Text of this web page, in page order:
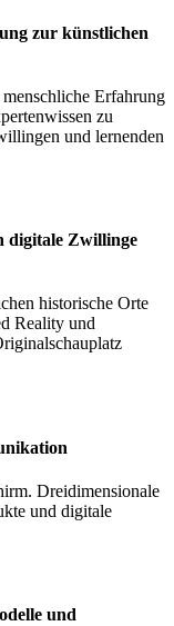
zur künstlichen
Erfahrung
zu
und lernenden
digitale Zwillinge
historische Orte
Reality und
Dreidimensionale
und digitale
und